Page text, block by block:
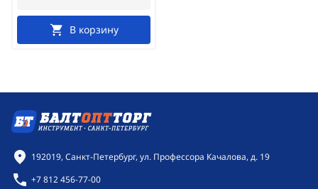
В корзину
Контактная информация
192019, Санкт-Петербург, ул. Профессора Качалова, д. 19
+7 812 456-77-00